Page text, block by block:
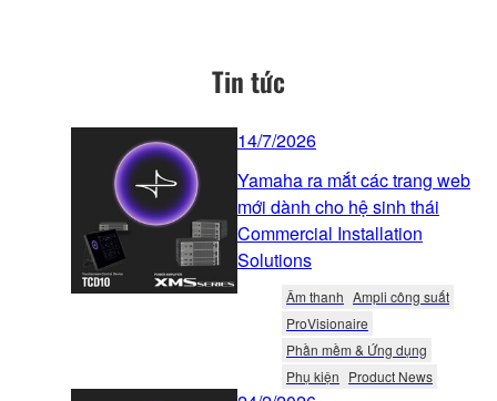
Tin tức
14/7/2026
Yamaha ra mắt các trang web
mới dành cho hệ sinh thái
Commercial Installation
Solutions
Âm thanh Ampli công suất
ProVisionaire
Phần mềm & Ứng dụng
Phụ kiện Product News